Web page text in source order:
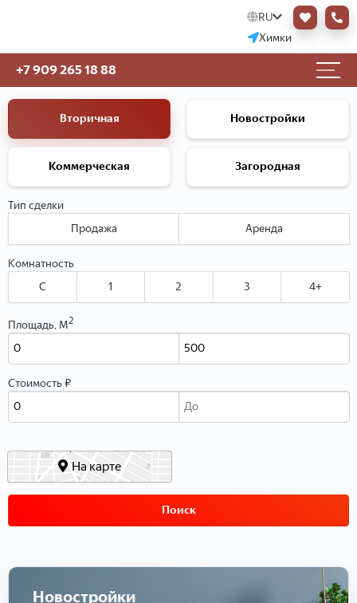
RU
Химки
+7 909 265 18 88
Вторичная Новостройки
Коммерческая Загородная
Тип сделки
Продажа
Аренда
Комнатность
C
1 2 3 4+
Площадь, М2
Стоимость ₽
На карте
Поиск
Новостройки